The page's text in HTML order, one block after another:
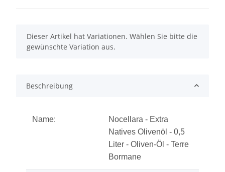
x
Dieser Artikel hat Variationen. Wählen Sie bitte die
gewünschte Variation aus.
Beschreibung
Name:
Nocellara - Extra
Natives Olivenöl - 0,5
Liter - Oliven-Öl - Terre
Bormane